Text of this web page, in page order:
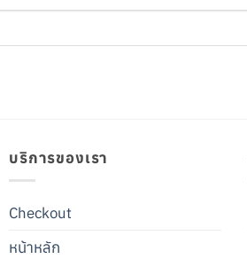
บริการของเรา
Checkout
หน้าหลัก